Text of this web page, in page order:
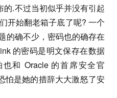
的.不过当初似乎并没有引起
开始翻老箱子底了呢? 一个
的确不少，密码也的确存在
的密码是明文保存在数据
和 Oracle 的首席安全官
怕是她的措辞大大激怒了安